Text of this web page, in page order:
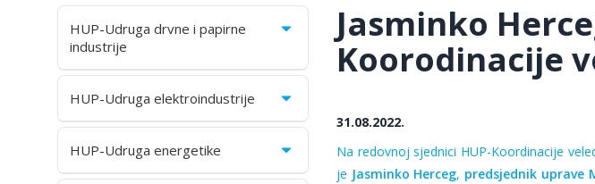
HUP-Udruga drvne i papirne
industrije
HUP-Udruga elektroindustrije
HUP-Udruga energetike
Jasminko
Koorodinacije
31.08.2022.
Na redovnoj sjednici HUP-Koordinacije
je Jasminko Herceg, predsjednik uprave